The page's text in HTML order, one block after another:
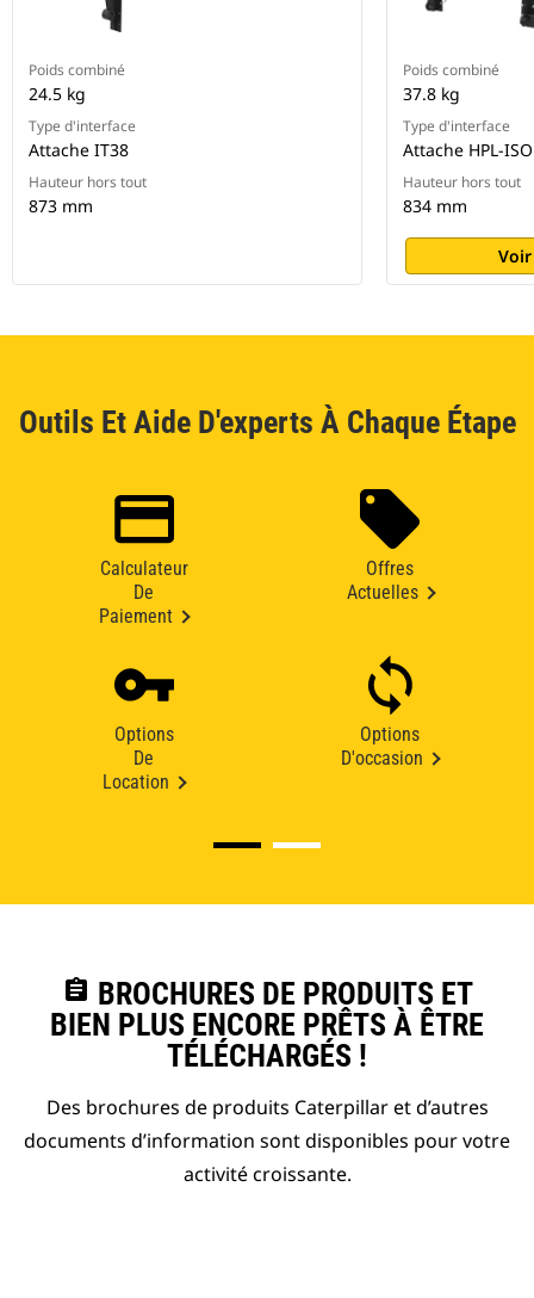
Poids combiné
24.5 kg
Type d'interface
Attache IT38
Hauteur hors tout
873 mm
Poids combiné
37.8 kg
Type d'interface
Attache HPL-ISO
Hauteur hors tout
834 mm
Outils Et Aide D'experts À Chaque Étape
Calculateur
De
Paiement
Offres
Actuelles
Options
De
Location
Options
D'occasion
assignment BROCHURES DE PRODUITS ET
BIEN PLUS ENCORE PRÊTS À ÊTRE
TÉLÉCHARGÉS !
Des brochures de produits Caterpillar et d’autres
documents d’information sont disponibles pour votre
activité croissante.